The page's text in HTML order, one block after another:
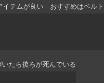
テムが良い おすすめはベル
たら後ろが死んでいる